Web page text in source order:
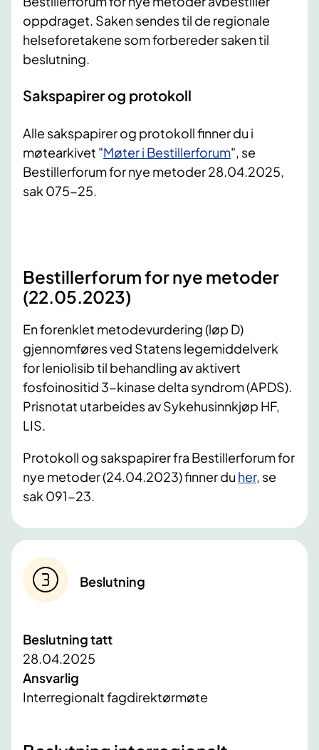
oppdraget. Saken sendes til de regionale
helseforetakene som forbereder saken til
beslutning.
Sakspapirer og protokoll
Alle sakspapirer og protokoll finner du i
møtearkivet "Møter i Bestillerforum", se
Bestillerforum for nye metoder 28.04.2025,
sak 075-25.
Bestillerforum for nye metoder
(22.05.2023)
En forenklet metodevurdering (løp D)
gjennomføres ved Statens legemiddelverk
for leniolisib til behandling av aktivert
fosfoinositid 3-kinase delta syndrom (APDS).
Prisnotat utarbeides av Sykehusinnkjøp HF,
LIS.
Protokoll og sakspapirer fra Bestillerforum for
nye metoder (24.04.2023) finner du her, se
sak 091-23.
Beslutning
Beslutning tatt
28.04.2025
Ansvarlig
Interregionalt fagdirektørmøte